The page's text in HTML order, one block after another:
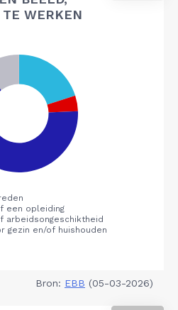
WERKEN
Bron: EBB (05-03-2026)